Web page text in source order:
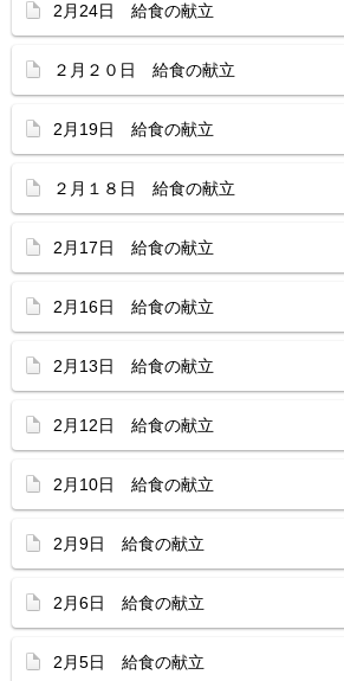
2月24日 給食の献立
２月２０日 給食の献立
2月19日 給食の献立
２月１８日 給食の献立
2月17日 給食の献立
2月16日 給食の献立
2月13日 給食の献立
2月12日 給食の献立
2月10日 給食の献立
2月9日 給食の献立
2月6日 給食の献立
2月5日 給食の献立